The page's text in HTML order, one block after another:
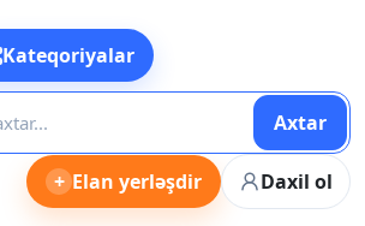
Kateqoriyalar
Axtar
+ Elan yerləşdir Daxil ol